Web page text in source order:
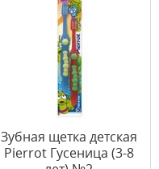
Зубная щетка детская
Pierrot Гусеница (3-8